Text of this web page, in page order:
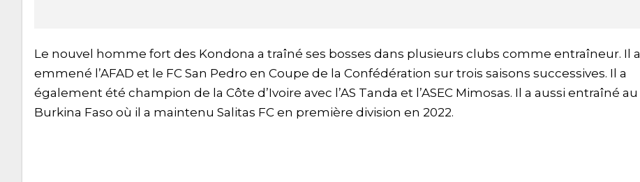
Le nouvel homme fort des Kondona a traîné ses bosses dans plusieurs clubs comme entraîneur. Il a
emmené l’AFAD et le FC San Pedro en Coupe de la Confédération sur trois saisons successives. Il a
également été champion de la Côte d’Ivoire avec l’AS Tanda et l’ASEC Mimosas. Il a aussi entraîné au
Burkina Faso où il a maintenu Salitas FC en première division en 2022.